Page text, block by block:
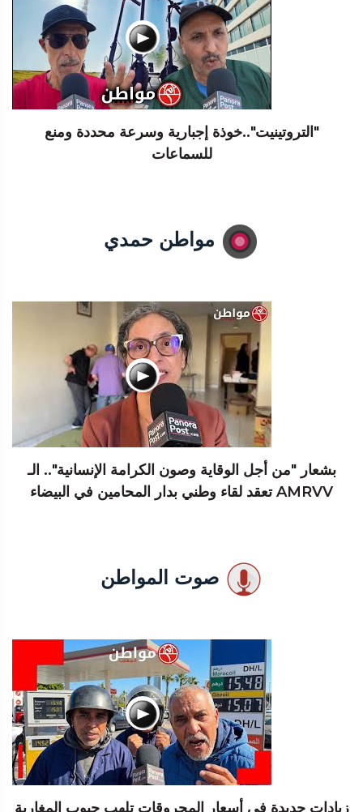
"التروتينيت"..خوذة إجبارية وسرعة محددة ومنع
للسماعات
مواطن حمدي
بشعار "من أجل الوقاية وصون الكرامة الإنسانية".. الـ
AMRVV تعقد لقاء وطني بدار المحامين في البيضاء
صوت المواطن
زيادات جديدة في أسعار المحروقات تلهب جيوب المغاربة